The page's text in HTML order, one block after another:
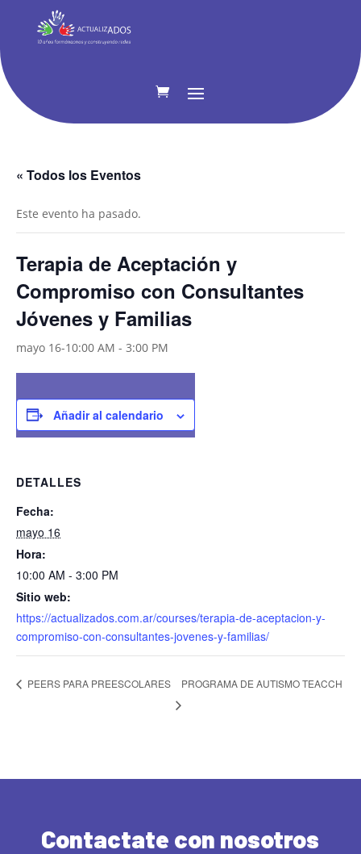
« Todos los Eventos
Este evento ha pasado.
Terapia de Aceptación y
Compromiso con Consultantes
Jóvenes y Familias
mayo 16-10:00 AM - 3:00 PM
Añadir al calendario
DETALLES
Fecha:
mayo 16
Hora:
10:00 AM - 3:00 PM
Sitio web:
https://actualizados.com.ar/courses/terapia-de-aceptacion-y-
compromiso-con-consultantes-jovenes-y-familias/
PEERS PARA PREESCOLARES PROGRAMA DE AUTISMO TEACCH
Contactate con nosotros